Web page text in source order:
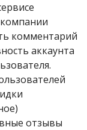
комментарий
аккаунта
отзывы